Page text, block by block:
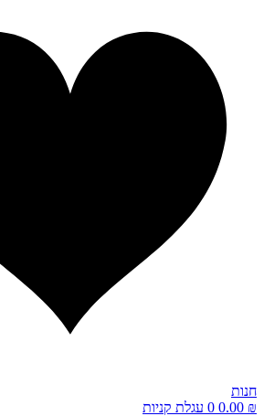
חנות
0.00 ₪
0 עגלת קניות